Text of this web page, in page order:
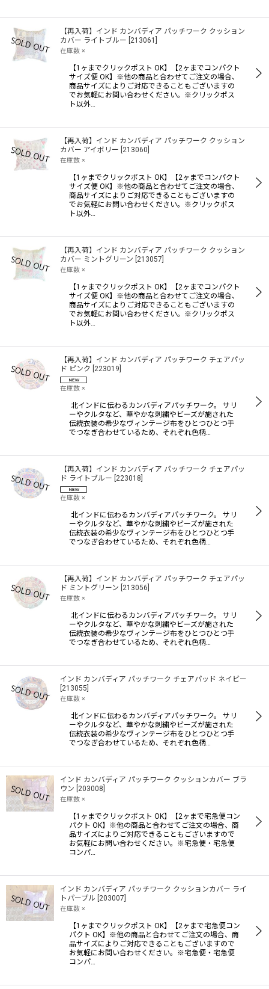
【再入荷】インド カンバディア パッチワーク クッション
カバー ライトブルー 213061
在庫数 ×
【1ヶまでクリックポスト OK】【2ヶまでコンパクト
サイズ便 OK】※他の商品と合わせてご注文の場合、
商品サイズによりご対応できることもございますの
でお気軽にお問い合わせください。※クリックポス
ト以外…
【再入荷】インド カンバディア パッチワーク クッション
カバー アイボリー 213060
在庫数 ×
【1ヶまでクリックポスト OK】【2ヶまでコンパクト
サイズ便 OK】※他の商品と合わせてご注文の場合、
商品サイズによりご対応できることもございますの
でお気軽にお問い合わせください。※クリックポス
ト以外…
【再入荷】インド カンバディア パッチワーク クッション
カバー ミントグリーン 213057
在庫数 ×
【1ヶまでクリックポスト OK】【2ヶまでコンパクト
サイズ便 OK】※他の商品と合わせてご注文の場合、
商品サイズによりご対応できることもございますの
でお気軽にお問い合わせください。※クリックポス
ト以外…
【再入荷】インド カンバディア パッチワーク チェアパッ
ド ピンク 223019
在庫数 ×
北インドに伝わるカンバディアパッチワーク。 サリ
ーやクルタなど、華やかな刺繍やビーズが施された
伝統衣装の希少なヴィンテージ布をひとつひとつ手
でつなぎ合わせているため、それぞれ色柄…
【再入荷】インド カンバディア パッチワーク チェアパッ
ド ライトブルー 223018
在庫数 ×
北インドに伝わるカンバディアパッチワーク。 サリ
ーやクルタなど、華やかな刺繍やビーズが施された
伝統衣装の希少なヴィンテージ布をひとつひとつ手
でつなぎ合わせているため、それぞれ色柄…
【再入荷】インド カンバディア パッチワーク チェアパッ
ド ミントグリーン 213056
在庫数 ×
北インドに伝わるカンバディアパッチワーク。 サリ
ーやクルタなど、華やかな刺繍やビーズが施された
伝統衣装の希少なヴィンテージ布をひとつひとつ手
でつなぎ合わせているため、それぞれ色柄…
インド カンバディア パッチワーク チェアパッド ネイビー
213055
在庫数 ×
北インドに伝わるカンバディアパッチワーク。 サリ
ーやクルタなど、華やかな刺繍やビーズが施された
伝統衣装の希少なヴィンテージ布をひとつひとつ手
でつなぎ合わせているため、それぞれ色柄…
インド カンバディア パッチワーク クッションカバー ブラ
ウン 203008
在庫数 ×
【1ヶまでクリックポスト OK】【2ヶまで宅急便コン
パクト OK】※他の商品と合わせてご注文の場合、商
品サイズによりご対応できることもございますので
お気軽にお問い合わせください。※宅急便・宅急便
コンパ…
インド カンバディア パッチワーク クッションカバー ライ
トパープル 203007
在庫数 ×
【1ヶまでクリックポスト OK】【2ヶまで宅急便コン
パクト OK】※他の商品と合わせてご注文の場合、商
品サイズによりご対応できることもございますので
お気軽にお問い合わせください。※宅急便・宅急便
コンパ…